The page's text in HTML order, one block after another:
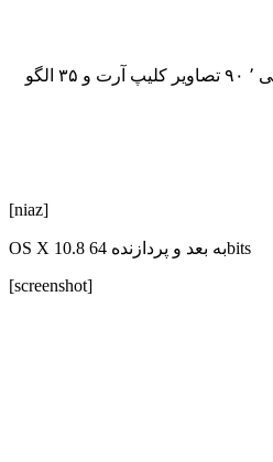
بیش از ۱۰۰ آیکون دستور داخلی ٬ ۹۰ تصاویر کلیپ آرت و ۳۵ الگو
[niaz]
OS X 10.8 به بعد و پردازنده 64bits
[screenshot]